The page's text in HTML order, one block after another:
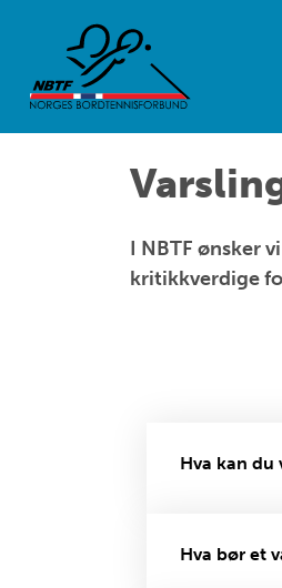
I NBTF ønsker
kritikkverdige
Hva kan du
Hva bør et